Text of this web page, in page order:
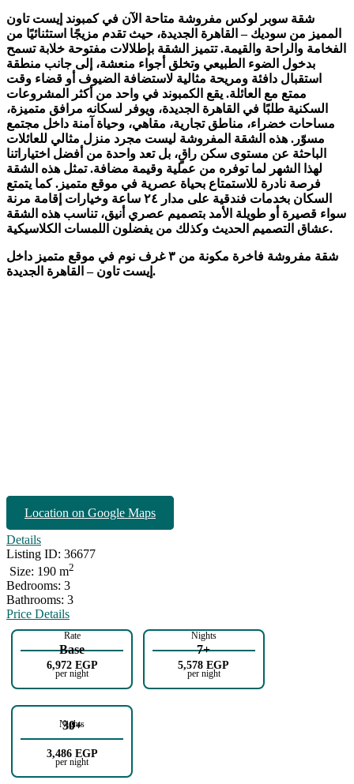
شقة سوبر لوكس مفروشة متاحة الآن في كمبوند إيست تاون
المميز من سوديك – القاهرة الجديدة، حيث تقدم مزيجًا استثنائيًا من
الفخامة والراحة والقيمة. تتميز الشقة بإطلالات مفتوحة خلابة تسمح
بدخول الضوء الطبيعي وتخلق أجواء منعشة، إلى جانب منطقة
استقبال دافئة ومريحة مثالية لاستضافة الضيوف أو قضاء وقت
ممتع مع العائلة. يقع الكمبوند في واحد من أكثر المشروعات
السكنية طلبًا في القاهرة الجديدة، ويوفر لسكانه مرافق متميزة،
مساحات خضراء، مناطق تجارية، مقاهي، وحياة آمنة داخل مجتمع
مسوّر. هذه الشقة المفروشة ليست مجرد منزل مثالي للعائلات
الباحثة عن مستوى سكن راقٍ، بل تعد واحدة من أفضل اختياراتنا
لهذا الشهر لما توفره من عملية وقيمة مضافة.تمثل هذه الشقة
فرصة نادرة للاستمتاع بحياة عصرية في موقع متميز. كما يتمتع
السكان بخدمات فندقية على مدار ٢٤ ساعة وخيارات إقامة مرنة
سواء قصيرة أو طويلة الأمد بتصميم عصري أنيق، تناسب هذه الشقة
عشاق التصميم الحديث وكذلك من يفضلون اللمسات الكلاسيكية.
شقة مفروشة فاخرة مكونة من ٣ غرف نوم في موقع متميز داخل
إيست تاون – القاهرة الجديدة.
Location on Google Maps
Details
Listing ID: 36677
190 m2
Bedrooms: 3
Bathrooms: 3
Price Details
6,972 EGP 5,578 EGP
3,486 EGP